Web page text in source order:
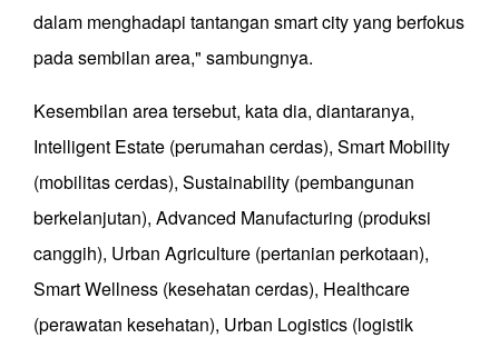
dalam menghadapi tantangan smart city yang berfokus
pada sembilan area," sambungnya.
Kesembilan area tersebut, kata dia, diantaranya,
Intelligent Estate (perumahan cerdas), Smart Mobility
(mobilitas cerdas), Sustainability (pembangunan
berkelanjutan), Advanced Manufacturing (produksi
canggih), Urban Agriculture (pertanian perkotaan),
Smart Wellness (kesehatan cerdas), Healthcare
(perawatan kesehatan), Urban Logistics (logistik